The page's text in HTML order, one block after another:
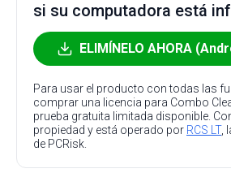
si su computadora está
ELIMÍNELO AHORA
Para usar el producto con todas las
comprar una licencia para Combo
prueba gratuita limitada disponible.
propiedad y está operado por RCS LT,
de PCRisk.